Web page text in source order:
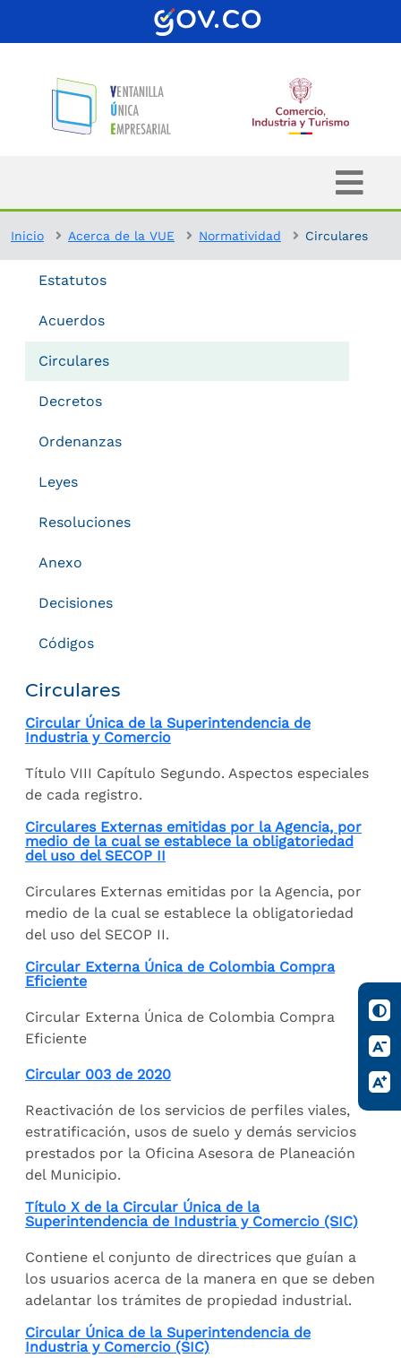
Inicio Acerca de la VUE Normatividad Circulares
Estatutos
Acuerdos
Circulares
Decretos
Ordenanzas
Leyes
Resoluciones
Anexo
Decisiones
Códigos
Circulares
Circular Única de la Superintendencia de
Industria y Comercio
Título VIII Capítulo Segundo. Aspectos especiales
de cada registro.
Circulares Externas emitidas por la Agencia, por
medio de la cual se establece la obligatoriedad
del uso del SECOP II
Circulares Externas emitidas por la Agencia, por
medio de la cual se establece la obligatoriedad
del uso del SECOP II.
Circular Externa Única de Colombia Compra
Eficiente
Circular Externa Única de Colombia Compra
Eficiente
Circular 003 de 2020
Reactivación de los servicios de perfiles viales,
estratificación, usos de suelo y demás servicios
prestados por la Oficina Asesora de Planeación
del Municipio.
Título X de la Circular Única de la
Superintendencia de Industria y Comercio (SIC)
Contiene el conjunto de directrices que guían a
los usuarios acerca de la manera en que se deben
adelantar los trámites de propiedad industrial.
Circular Única de la Superintendencia de
Industria y Comercio (SIC)